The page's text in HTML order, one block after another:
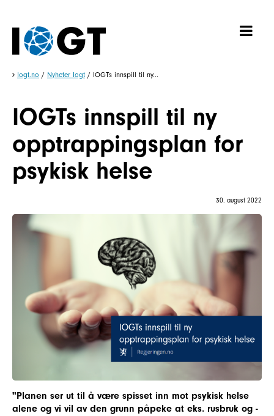
Iogt.no / Nyheter Iogt / IOGTs innspill til ny...
IOGTs innspill til ny
opptrappingsplan for
psykisk helse
30. august 2022
"Planen ser ut til å være spisset inn mot psykisk helse
alene og vi vil av den grunn påpeke at eks. rusbruk og -